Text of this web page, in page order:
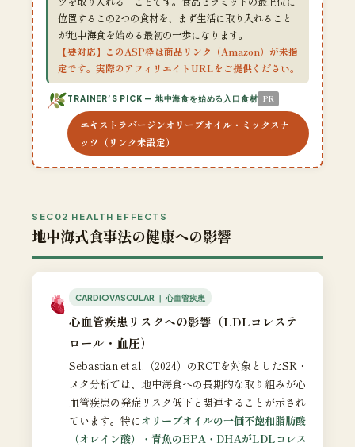
位置するこの2つの食材を、まず生活に取り入れること
が地中海食を始める最初の一歩になります。
【要対応】このASP枠は商品リンク（Amazon）が未指
定です。実際のアフィリエイトURLをご提供ください。
TRAINER’S PICK — 地中海食を始める入口食材 PR
エキストラバージンオリーブオイル・ミックスナ
ッツ（リンク未設定）
SEC02 HEALTH EFFECTS
地中海式食事法の健康への影響
CARDIOVASCULAR ｜ 心血管疾患
心血管疾患リスクへの影響（LDLコレステ
ロール・血圧）
Sebastian et al.（2024）のRCTを対象としたSR・
メタ分析では、地中海食への長期的な取り組みが心
血管疾患の発症リスク低下と関連することが示され
ています。特にオリーブオイルの一価不飽和脂肪酸
（オレイン酸）・青魚のEPA・DHAがLDLコレス